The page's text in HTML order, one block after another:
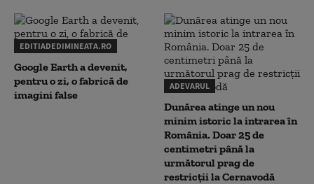
EDITIADEDIMINEATA.RO
Google Earth a devenit,
pentru o zi, o fabrică de
imagini false
ADEVARUL
Dunărea atinge un nou
minim istoric la intrarea în
România. Doar 25 de
centimetri până la
următorul prag de
restricții la Cernavodă